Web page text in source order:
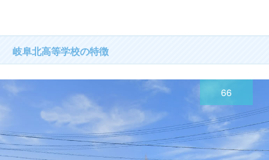
岐阜北高等学校の特徴
66